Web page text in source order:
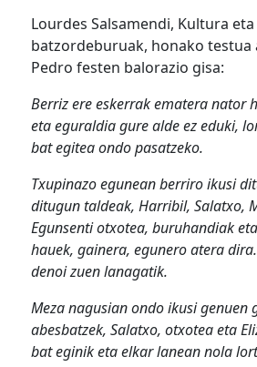
Lourdes Salsamendi, Kultura
batzordeburuak, honako testua
Pedro festen balorazio gisa:
Berriz ere eskerrak ematera nator
eta eguraldia gure alde ez eduki,
bat egitea ondo pasatzeko.
Txupinazo egunean berriro ikusi
ditugun taldeak, Harribil, Salatxo,
Egunsenti otxotea, buruhandiak
hauek, gainera, egunero atera
denoi zuen lanagatik.
Meza nagusian ondo ikusi genuen
abesbatzek, Salatxo, otxotea eta
bat eginik eta elkar lanean nola